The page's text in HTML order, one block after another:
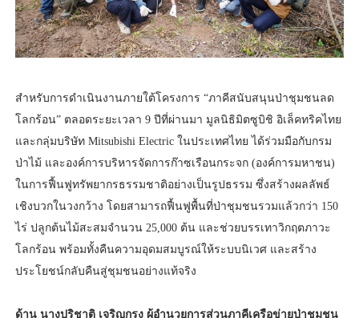
สำหรับการดำเนินงานภายใต้โครงการ “ภาคีสนับสนุนป่าชุมชนลด
โลกร้อน” ตลอดระยะเวลา 9 ปีที่ผ่านมา มูลนิธิมิตซูบิชิ อิเล็คทริคไทย
และกลุ่มบริษัท Mitsubishi Electric ในประเทศไทย ได้ร่วมมือกับกรม
ป่าไม้ และองค์การบริหารจัดการก๊าซเรือนกระจก (องค์การมหาชน)
ในการฟื้นฟูทรัพยากรธรรมชาติอย่างเป็นรูปธรรม ซึ่งสร้างผลลัพธ์
เชิงบวกในวงกว้าง โดยสามารถฟื้นฟูพื้นที่ป่าชุมชนรวมแล้วกว่า 150
ไร่ ปลูกต้นไม้สะสมจำนวน 25,000 ต้น และช่วยบรรเทาวิกฤตภาวะ
โลกร้อน พร้อมทั้งคืนความอุดมสมบูรณ์ให้ระบบนิเวศ และสร้าง
ประโยชน์กลับคืนสู่ชุมชนอย่างแท้จริง
ด้าน นางปริชาติ เจริญกรุง ผู้อำนวยการส่วนภาคีเครือข่ายป่าชุมชน